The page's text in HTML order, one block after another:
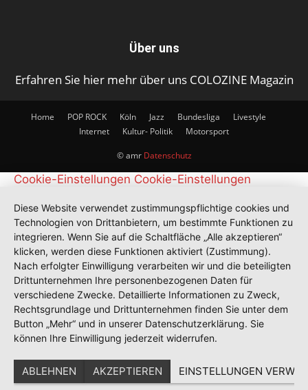
Über uns
Erfahren Sie hier mehr über uns COLOZINE Magazin
Home POP ROCK Köln Jazz Bundesliga
Livestyle
Internet
Kultur- Politik Motorsport
© amr Datenschutz
Cookie-Einstellungen Cookie-Einstellungen
Diese Website verwendet zustimmungspflichtige cookies und
Technologien von Drittanbietern, um bestimmte Funktionen zu
integrieren. Wenn Sie auf die Schaltfläche „Alle akzeptieren“
klicken, werden diese Funktionen aktiviert (Zustimmung).
Nach erfolgter Einwilligung verarbeiten wir und die beteiligten
Drittunternehmen Ihre personenbezogenen Daten für
verschiedene Zwecke. Detaillierte Informationen zu Zweck,
Rechtsgrundlage und Drittunternehmen finden Sie unter dem
Button „Mehr“ und in unserer Datenschutzerklärung. Sie
können Ihre Einwilligung jederzeit widerrufen.
ABLEHNEN AKZEPTIEREN EINSTELLUNGEN